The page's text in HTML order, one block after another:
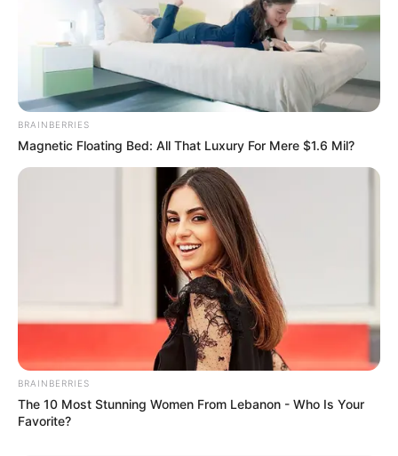
BRAINBERRIES
Magnetic Floating Bed: All That Luxury For Mere $1.6 Mil?
BRAINBERRIES
The 10 Most Stunning Women From Lebanon - Who Is Your
Favorite?